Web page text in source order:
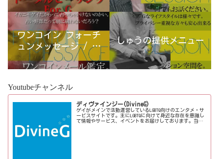
ワンコイン フォーチ
ュンメッセージ / 古
宮優雨
しゅうの提供メニュー
Youtubeチャンネル
ディヴァインジー(DivineG)
ゲイがメインで活動運営しているLGBTQ向けのエンタメ・サ
ービスサイトです。主にLGBTQに向けて身近な存在を意識し
て情報やサービス、イベントをお届けしております。当事